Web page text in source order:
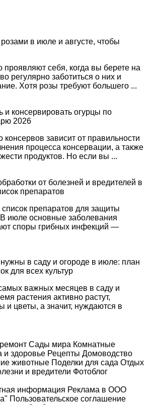
розами в июле и августе, чтобы
проявляют себя, когда вы берете на
регулярно заботиться о них и
Хотя розы требуют большего ...
и консервировать огурцы по
2026
консервов зависит от правильности
процесса консервации, а также
продуктов. Но если вы ...
от болезней и вредителей в
препаратов
препаратов для защиты
июле основные заболевания
споры грибных инфекций —
в саду и огороде в июле: план
для всех культур
важных месяцев в саду и
растения активно растут,
цветы, а значит, нуждаются в
Сады мира Комнатные
и здоровье Рецепты Домоводство
животные Поделки для сада Отдых
и вредители Фотоблог
информация Реклама в ООО
Пользовательское соглашение